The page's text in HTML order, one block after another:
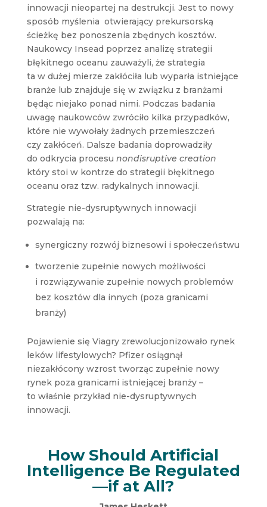
innowacji nieopartej na destrukcji. Jest to nowy
sposób myślenia otwierający prekursorską
ścieżkę bez ponoszenia zbędnych kosztów.
Naukowcy Insead poprzez analizę strategii
błękitnego oceanu zauważyli, że strategia
ta w dużej mierze zakłóciła lub wyparła istniejące
branże lub znajduje się w związku z branżami
będąc niejako ponad nimi. Podczas badania
uwagę naukowców zwróciło kilka przypadków,
które nie wywołały żadnych przemieszczeń
czy zakłóceń. Dalsze badania doprowadziły
do odkrycia procesu nondisruptive creation
który stoi w kontrze do strategii błękitnego
oceanu oraz tzw. radykalnych innowacji.
Strategie nie-dysruptywnych innowacji
pozwalają na:
synergiczny rozwój biznesowi i społeczeństwu
tworzenie zupełnie nowych możliwości
i rozwiązywanie zupełnie nowych problemów
bez kosztów dla innych (poza granicami
branży)
Pojawienie się Viagry zrewolucjonizowało rynek
leków lifestylowych? Pfizer osiągnął
niezakłócony wzrost tworząc zupełnie nowy
rynek poza granicami istniejącej branży –
to właśnie przykład nie-dysruptywnych
innowacji.
How Should Artificial
Intelligence Be Regulated
—if at All?